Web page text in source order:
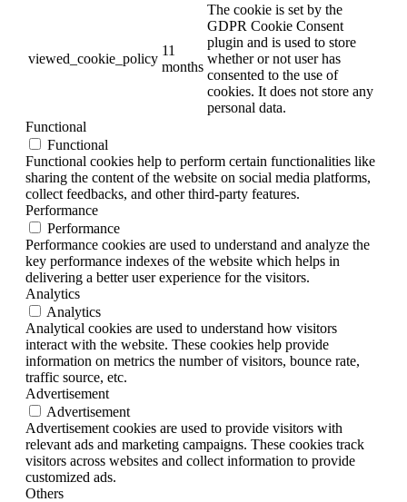
viewed_cookie_policy
11
months
The cookie is set by the
GDPR Cookie Consent
plugin and is used to store
whether or not user has
consented to the use of
cookies. It does not store any
personal data.
Functional
Functional
Functional cookies help to perform certain functionalities like
sharing the content of the website on social media platforms,
collect feedbacks, and other third-party features.
Performance
Performance
Performance cookies are used to understand and analyze the
key performance indexes of the website which helps in
delivering a better user experience for the visitors.
Analytics
Analytics
Analytical cookies are used to understand how visitors
interact with the website. These cookies help provide
information on metrics the number of visitors, bounce rate,
traffic source, etc.
Advertisement
Advertisement
Advertisement cookies are used to provide visitors with
relevant ads and marketing campaigns. These cookies track
visitors across websites and collect information to provide
customized ads.
Others